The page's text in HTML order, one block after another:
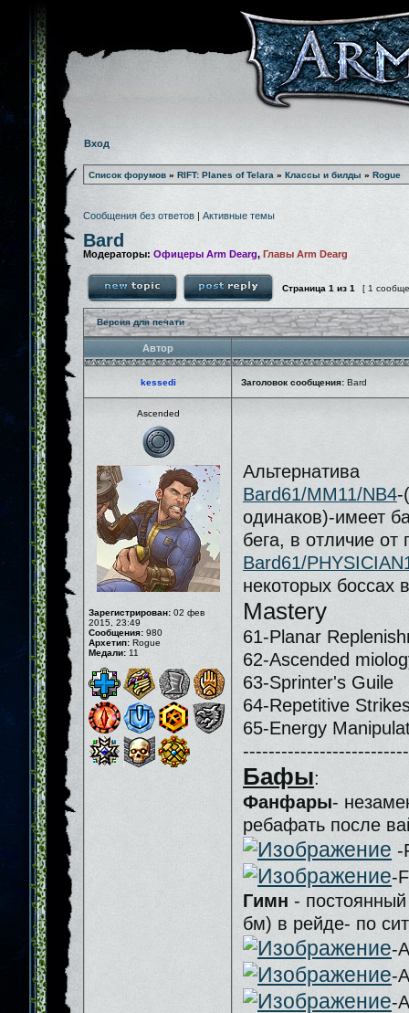
Вход
Список форумов » RIFT: Planes of Telara » Классы и билды » Rogue
Сообщения без ответов | Активные темы
Bard
Модераторы: Офицеры Arm Dearg, Главы Arm Dearg
Страница 1 из 1 [ 1
Версия для печати
Автор
kessedi Заголовок сообщения: Bard
Ascended
Зарегистрирован: 02 фев
2015, 23:49
Сообщения: 980
Архетип: Rogue
Медали: 11
Альтернатива
Bard61/MM11/NB4-
одинаков)-имеет
бега, в отличие
Bard61/
некоторых боссах
Mastery
61-Planar
62-Ascended
63-Sprinter's Guile
64-Repetitive
65-Energy
Бафы:
Фанфары-
ребафать после
-
-
Гимн -
бм) в рейде- по
-
-
-